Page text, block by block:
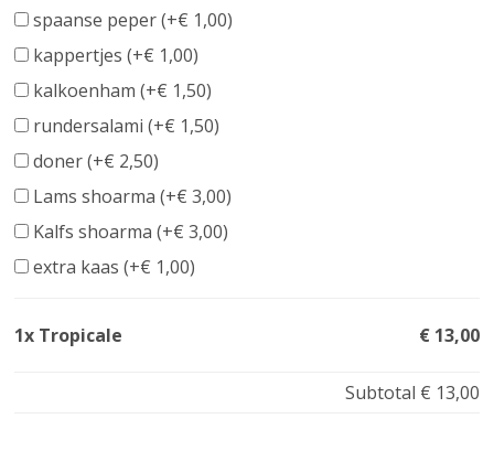
spaanse peper (+€ 1,00)
kappertjes (+€ 1,00)
kalkoenham (+€ 1,50)
rundersalami (+€ 1,50)
doner (+€ 2,50)
Lams shoarma (+€ 3,00)
Kalfs shoarma (+€ 3,00)
extra kaas (+€ 1,00)
1x Tropicale € 13,00
Subtotal € 13,00